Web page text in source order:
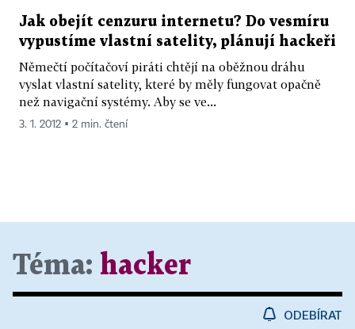
Jak obejít cenzuru internetu? Do vesmíru
vypustíme vlastní satelity, plánují hackeři
Němečtí počítačoví piráti chtějí na oběžnou dráhu
vyslat vlastní satelity, které by měly fungovat opačně
než navigační systémy. Aby se ve...
3. 1. 2012 ▪ 2 min. čtení
Téma: hacker
ODEBÍRAT